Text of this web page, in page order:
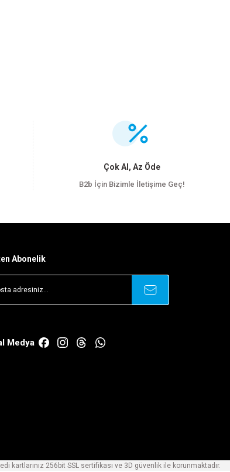
Çok Al, Az Öde
B2b İçin Bizimle İletişime Geç!
Abonelik
Medya
kartlarınız 256bit SSL sertifikası ve 3D güvenlik ile korunmaktadır.